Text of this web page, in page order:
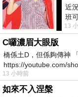
近
班
定
13
C囉濃眉大眼版
橋係土D，但係夠傳神
https://youtube.com/
13 小時前
如來不入涅槃